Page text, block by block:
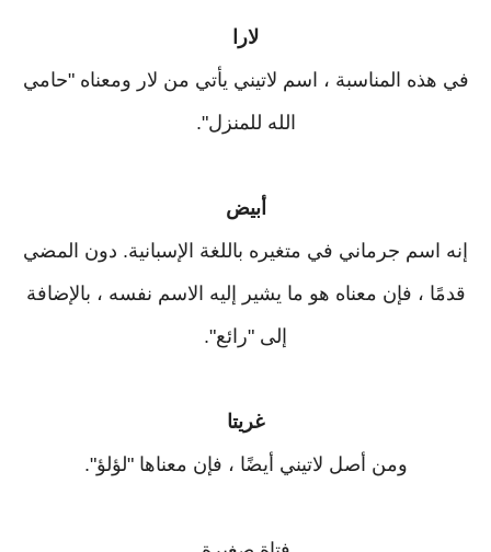
لارا
في هذه المناسبة ، اسم لاتيني يأتي من لار ومعناه "حامي
الله للمنزل".
أبيض
إنه اسم جرماني في متغيره باللغة الإسبانية. دون المضي
قدمًا ، فإن معناه هو ما يشير إليه الاسم نفسه ، بالإضافة
إلى "رائع".
غريتا
ومن أصل لاتيني أيضًا ، فإن معناها "لؤلؤ".